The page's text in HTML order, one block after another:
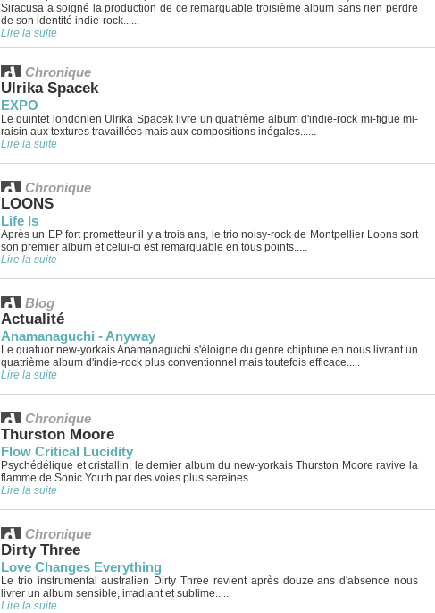
Siracusa a soigné la production de ce remarquable troisième album sans rien perdre
de son identité indie-rock......
Lire la suite
Chronique
Ulrika Spacek
EXPO
Le quintet londonien Ulrika Spacek livre un quatrième album d'indie-rock mi-figue mi-
raisin aux textures travaillées mais aux compositions inégales......
Lire la suite
Chronique
LOONS
Life Is
Après un EP fort prometteur il y a trois ans, le trio noisy-rock de Montpellier Loons sort
son premier album et celui-ci est remarquable en tous points.....
Lire la suite
Blog
Actualité
Anamanaguchi - Anyway
Le quatuor new-yorkais Anamanaguchi s'éloigne du genre chiptune en nous livrant un
quatrième album d'indie-rock plus conventionnel mais toutefois efficace.....
Lire la suite
Chronique
Thurston Moore
Flow Critical Lucidity
Psychédélique et cristallin, le dernier album du new-yorkais Thurston Moore ravive la
flamme de Sonic Youth par des voies plus sereines......
Lire la suite
Chronique
Dirty Three
Love Changes Everything
Le trio instrumental australien Dirty Three revient après douze ans d'absence nous
livrer un album sensible, irradiant et sublime......
Lire la suite